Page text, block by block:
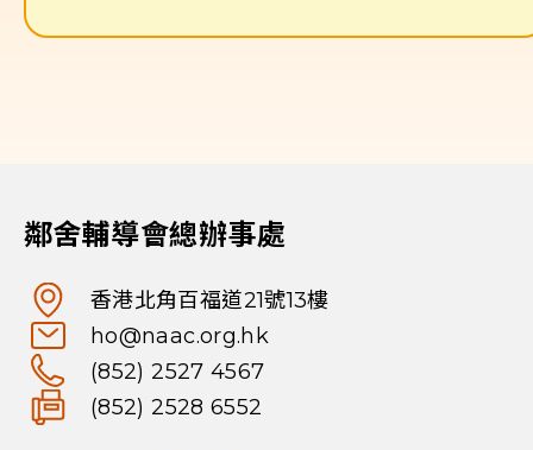
鄰舍輔導會總辦事處
香港北角百福道21號13樓
ho@naac.org.hk
(852) 2527 4567
(852) 2528 6552